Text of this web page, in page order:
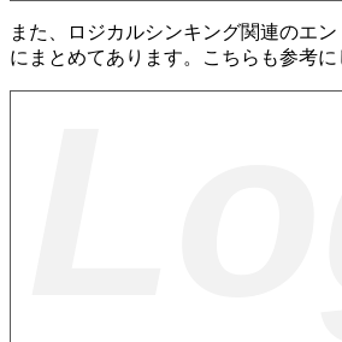
また、ロジカルシンキング関連のエ
にまとめてあります。こちらも参考に